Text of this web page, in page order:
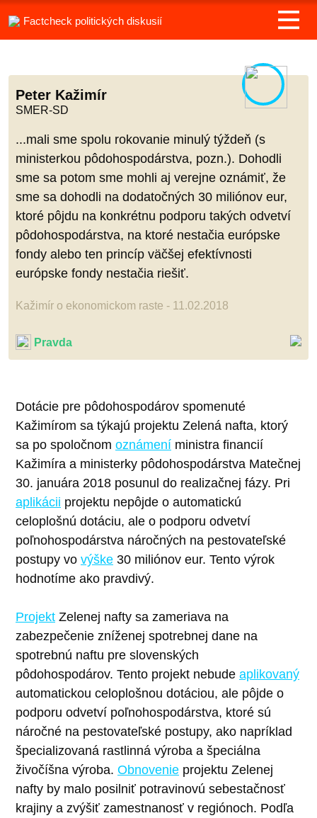
Factcheck politických diskusií
Peter Kažimír
SMER-SD
...mali sme spolu rokovanie minulý týždeň (s
ministerkou pôdohospodárstva, pozn.). Dohodli
sme sa potom sme mohli aj verejne oznámiť, že
sme sa dohodli na dodatočných 30 miliónov eur,
ktoré pôjdu na konkrétnu podporu takých odvetví
pôdohospodárstva, na ktoré nestačia európske
fondy alebo ten princíp väčšej efektívnosti
európske fondy nestačia riešiť.
Kažimír o ekonomickom raste - 11.02.2018
Pravda
Dotácie pre pôdohospodárov spomenuté
Kažimírom sa týkajú projektu Zelená nafta, ktorý
sa po spoločnom oznámení ministra financií
Kažimíra a ministerky pôdohospodárstva Matečnej
30. januára 2018 posunul do realizačnej fázy. Pri
aplikácii projektu nepôjde o automatickú
celoplošnú dotáciu, ale o podporu odvetví
poľnohospodárstva náročných na pestovateľské
postupy vo výške 30 miliónov eur. Tento výrok
hodnotíme ako pravdivý.
Projekt Zelenej nafty sa zameriava na
zabezpečenie zníženej spotrebnej dane na
spotrebnú naftu pre slovenských
pôdohospodárov. Tento projekt nebude aplikovaný
automatickou celoplošnou dotáciou, ale pôjde o
podporu odvetví poľnohospodárstva, ktoré sú
náročné na pestovateľské postupy, ako napríklad
špecializovaná rastlinná výroba a špeciálna
živočíšna výroba. Obnovenie projektu Zelenej
nafty by malo posilniť potravinovú sebestačnosť
krajiny a zvýšiť zamestnanosť v regiónoch. Podľa